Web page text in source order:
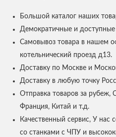
Большой каталог наших
Демократичные и
Самовывоз товара в нашем
котельнический проезд д13.
Доставку по Москве и
Доставку в любую точку
Отправка товаров за
Франция, Китай и т.д.
Качественный сервис, У нас
со станками с ЧПУ и